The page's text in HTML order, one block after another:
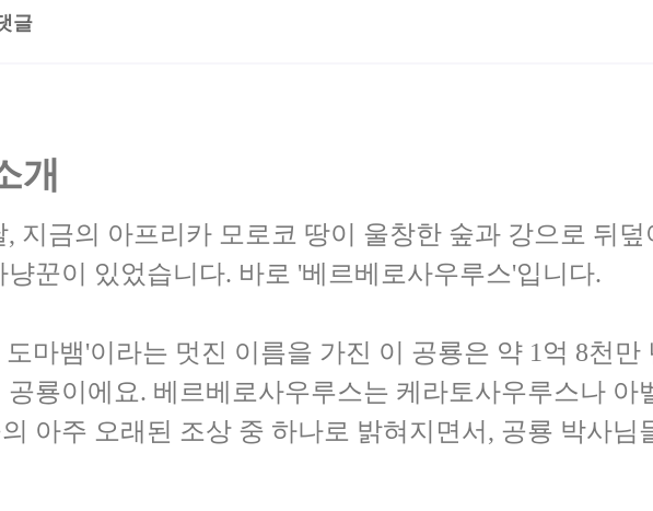
글
개
, 지금의 아프리카 모로코 땅이 울창한 숲과 강으로 뒤
냥꾼이 있었습니다. 바로 '베르베로사우루스'입니다.
마뱀'이라는 멋진 이름을 가진 이 공룡은 약 1억 8천만
공룡이에요. 베르베로사우루스는 케라토사우루스나 아
아주 오래된 조상 중 하나로 밝혀지면서, 공룡 박사님